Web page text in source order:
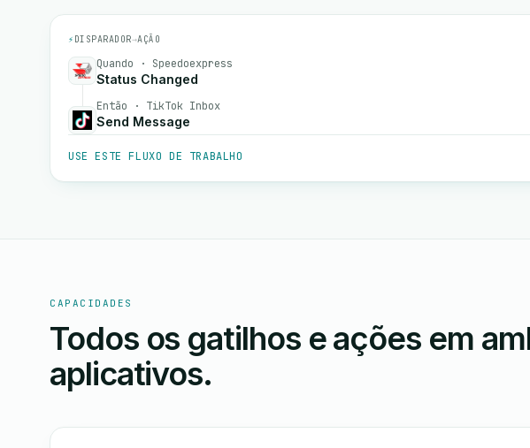
⚡ DISPARADOR→AÇÃO
Quando · Speedoexpress
Status Changed
Então · TikTok Inbox
Send Message
USE ESTE FLUXO DE TRABALHO
CAPACIDADES
Todos os gatilhos e ações em
aplicativos.